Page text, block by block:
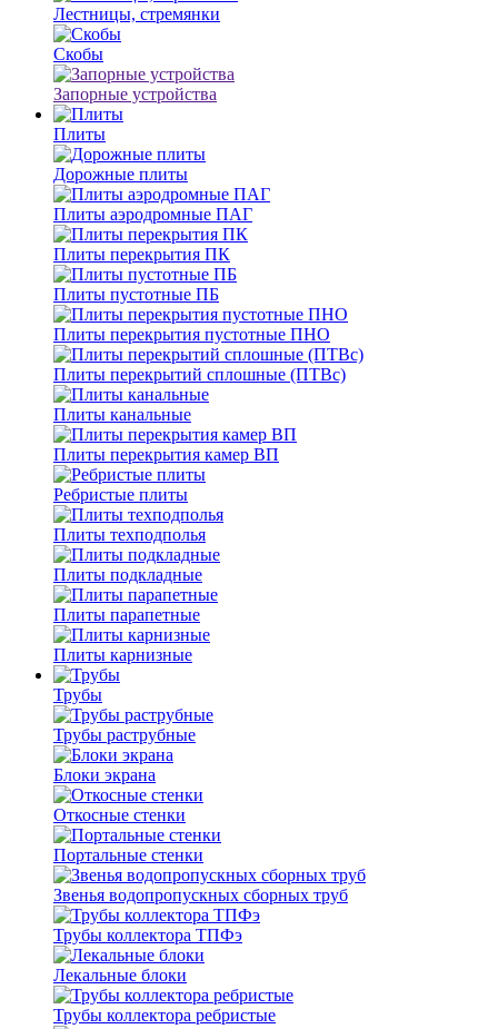
Лестницы, стремянки
Скобы
Запорные устройства
Плиты
Дорожные плиты
Плиты аэродромные ПАГ
Плиты перекрытия ПК
Плиты пустотные ПБ
Плиты перекрытия пустотные ПНО
Плиты перекрытий сплошные (ПТВс)
Плиты канальные
Плиты перекрытия камер ВП
Ребристые плиты
Плиты техподполья
Плиты подкладные
Плиты парапетные
Плиты карнизные
Трубы
Трубы раструбные
Блоки экрана
Откосные стенки
Портальные стенки
Звенья водопропускных сборных труб
Трубы коллектора ТПФэ
Лекальные блоки
Трубы коллектора ребристые